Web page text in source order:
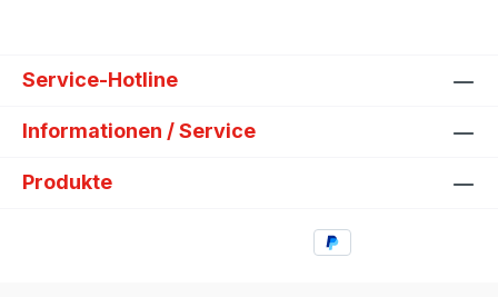
Service-Hotline
Informationen / Service
Produkte